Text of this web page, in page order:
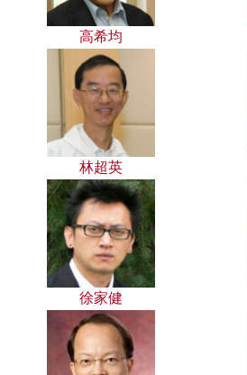
高希均
林超英
徐家健